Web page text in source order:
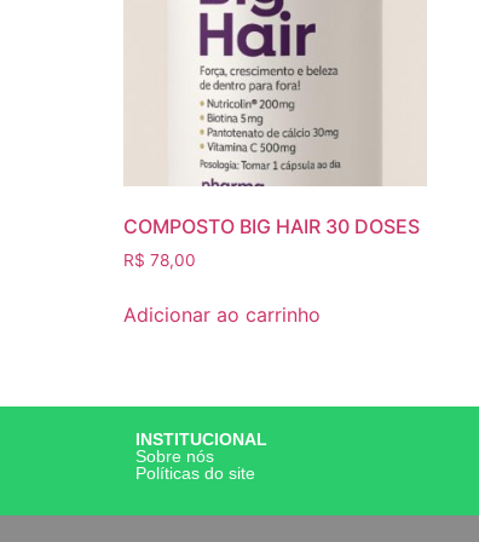
COMPOSTO BIG HAIR 30 DOSES
R$ 78,00
Adicionar ao carrinho
INSTITUCIONAL
Sobre nós
Políticas do site